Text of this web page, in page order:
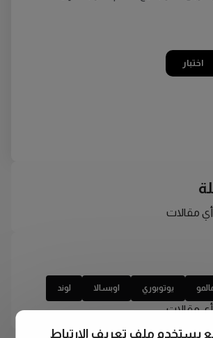
اختبار
أي مقالات
يوتوبوري اوبسالا لوند
أي مقالات
يستخدم ملف تعريف الارتباط